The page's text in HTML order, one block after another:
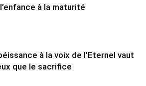
à la maturité
à la voix de l’Eternel vaut
que le sacrifice